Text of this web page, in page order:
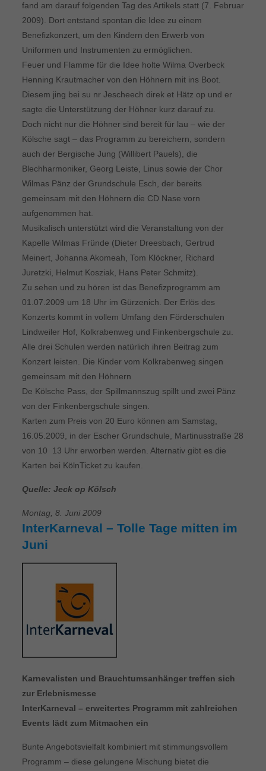
fand am darauf folgenden Tag des Artikels statt (7. Februar
2009). Dort entstand spontan die Idee zu einem
Benefizkonzert, um den Kindern den Erwerb von
Uniformen und Instrumenten zu ermöglichen.
Feuer und Flamme für die Idee holte Wilma Overbeck
Henning Krautmacher von den Höhnern mit ins Boot.
Diesem jing bei su nr Jescheech direk et Hätz op und er
sagte die Unterstützung der Höhner kurz darauf zu.
Doch nicht nur die Höhner sind bereit für lau – wie der
Kölsche sagt – das Programm zu bereichern, sondern
auch der Bergische Jung (Willibert Pauels), die
Blechharmoniker, Georg Leiste, Linus sowie der Chor
Wilmas Pänz der Grundschule Esch, der bereits
gemeinsam mit den Höhnern die CD Nase vorn
aufgenommen hat.
Musikalisch unterstützt wird die Veranstaltung von der
Kapelle Wilmas Fründe (Dieter Dreesbach, Gertrud
Meinert, Johanna Akomeah, Tom Klöckner, Richard
Juretzki, Helmut Kosziak, Hans Peter Schmitz).
Zu sehen und zu hören ist das Benefizprogramm am
01.07.2009 um 18 Uhr im Gürzenich. Der Erlös des
Konzerts kommt in vollem Umfang den Förderschulen
Lindweiler Hof, Kolkrabenweg und Finkenbergschule zu.
Alle drei Schulen werden natürlich ihren Beitrag zum
Konzert leisten. Die Kinder vom Kolkrabenweg singen
gemeinsam mit den Höhnern
De Kölsche Pass, der Spillmannszug spillt und zwei Pänz
von der Finkenbergschule singen.
Karten zum Preis von 20 Euro können am Samstag,
16.05.2009, in der Escher Grundschule, Martinusstraße 28
von 10  13 Uhr erworben werden. Alternativ gibt es die
Karten bei KölnTicket zu kaufen.
Quelle: Jeck op Kölsch
Montag, 8. Juni 2009
InterKarneval – Tolle Tage mitten im
Juni
Karnevalisten und Brauchtumsanhänger treffen sich
zur Erlebnismesse
InterKarneval – erweitertes Programm mit zahlreichen
Events lädt zum Mitmachen ein
Bunte Angebotsvielfalt kombiniert mit stimmungsvollem
Programm – diese gelungene Mischung bietet die